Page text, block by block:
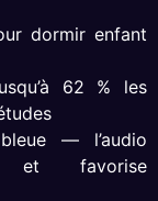
dormir enfant
62 % les
— l’audio
et favorise